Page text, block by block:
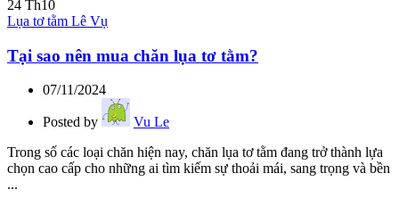
24 Th10
Lụa tơ tằm Lê Vụ
Tại sao nên mua chăn lụa tơ tằm?
07/11/2024
Posted by
Vu Le
Trong số các loại chăn hiện nay, chăn lụa tơ tằm đang trở thành lựa
chọn cao cấp cho những ai tìm kiếm sự thoải mái, sang trọng và bền
...